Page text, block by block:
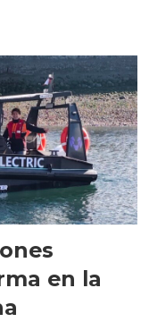
en la